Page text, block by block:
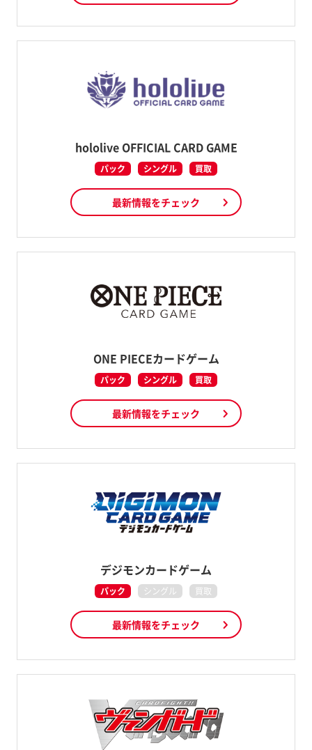
hololive OFFICIAL CARD GAME
パック シングル 買取
最新情報をチェック
ONE PIECEカードゲーム
パック シングル 買取
最新情報をチェック
デジモンカードゲーム
パック シングル 買取
最新情報をチェック